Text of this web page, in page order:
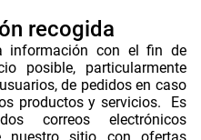
recogida
información con el fin de
posible, particularmente
de pedidos en caso
productos y servicios. Es
correos electrónicos